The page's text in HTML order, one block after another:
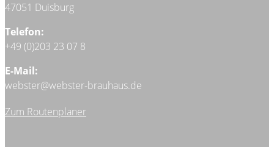
47051 Duisburg
Telefon:
+49 (0)203 23 07 8
E-Mail:
webster@webster-brauhaus.de
Zum Routenplaner